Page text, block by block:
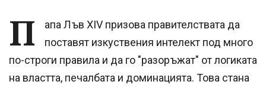
П
апа Лъв XIV призова правителствата да
поставят изкуствения интелект под много
по-строги правила и да го "разоръжат" от логиката
на властта, печалбата и доминацията. Това стана